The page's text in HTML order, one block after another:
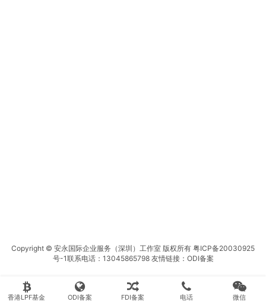
Copyright © 安永国际企业服务（深圳）工作室 版权所有 粤ICP备20030925
号-1联系电话：13045865798 友情链接： ODI备案
香港LPF基金 ODI备案 FDI备案 电话 微信